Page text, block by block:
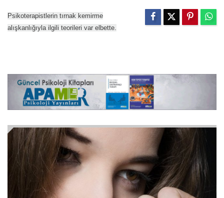
Psikoterapistlerin tırnak kemirme
alışkanlığıyla ilgili teorileri var elbette.